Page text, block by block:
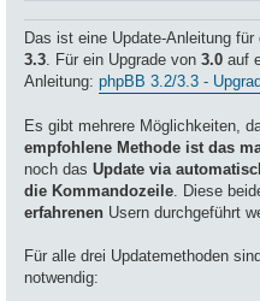
Das ist eine Update-Anleitung für
3.3. Für ein Upgrade von 3.0 auf
Anleitung: phpBB 3.2/3.3 -
Es gibt mehrere Möglichkeiten,
empfohlene Methode ist das
noch das Update via
die Kommandozeile. Diese
erfahrenen Usern durchgeführt
Für alle drei Updatemethoden
notwendig: